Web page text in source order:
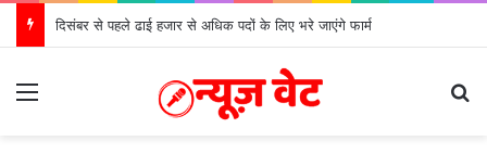
दिसंबर से पहले ढाई हजार से अधिक पदों के लिए भरे जाएंगे फार्म
Menu